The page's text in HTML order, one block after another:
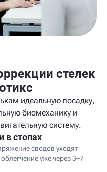
стелек
идеальную посадку,
биомеханику и
систему.
в стопах
сводов уходят
уже через 3–7